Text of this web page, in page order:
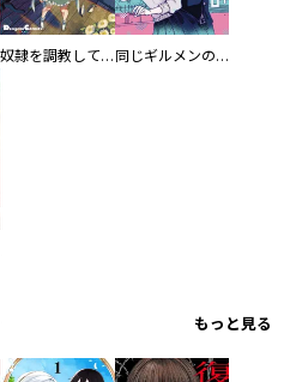
奴隷を調教してハーレム作る 同じギルメンの声が好き
もっと見る